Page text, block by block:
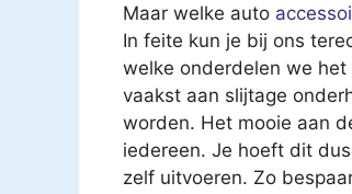
Maar welke auto
In feite kun je bij ons
welke onderdelen we
vaakst aan slijtage
worden. Het mooie aan
iedereen. Je hoeft dit
zelf uitvoeren. Zo